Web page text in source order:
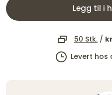
Legg til i
50 Stk. /
Levert hos